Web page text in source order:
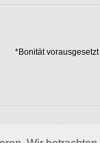
*Bonität vorausgesetzt
innovativen Lösungen in